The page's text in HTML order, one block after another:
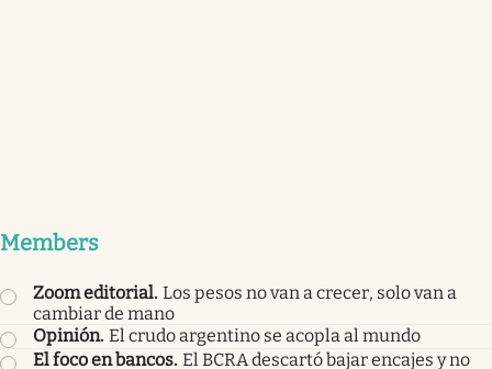
Members
Zoom editorial. Los pesos no van a crecer, solo van a
cambiar de mano
Opinión. El crudo argentino se acopla al mundo
El foco en bancos. El BCRA descartó bajar encajes y no